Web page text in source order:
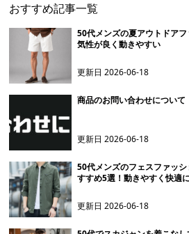
おすすめ記事一覧
50代メンズの夏アウトドア
気性が良く動きやすい
更新日2026-06-18
商品のお問い合わせについて
更新日2026-06-18
50代メンズのフェスファッ
すすめ5選！動きやすく快適
更新日2026-06-18